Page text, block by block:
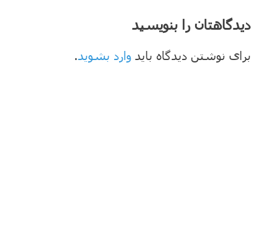
دیدگاهتان را بنویسید
برای نوشتن دیدگاه باید وارد بشوید.